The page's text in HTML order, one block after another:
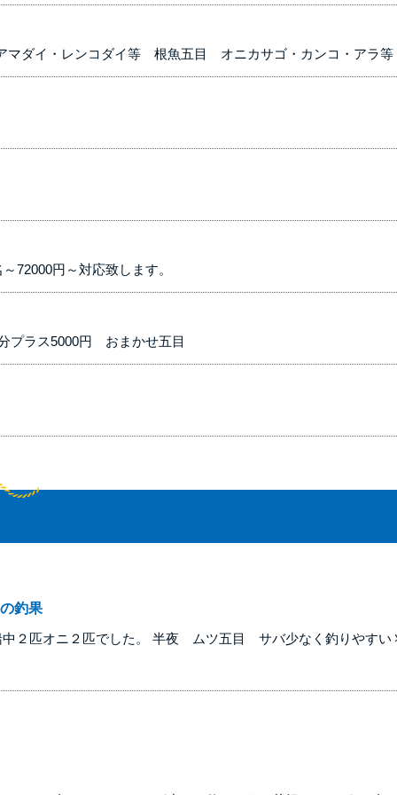
ダイ・レンコダイ等 根魚五目 オニカサゴ・カンコ・アラ
72000円～対応致します。
ラス5000円 おまかせ五目
釣果
中２匹オニ２匹でした。 半夜 ムツ五目 サバ少なく釣りやすい